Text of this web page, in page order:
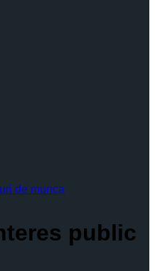
de munca
public